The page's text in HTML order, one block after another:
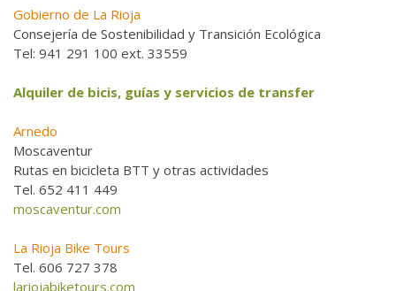
Gobierno de La Rioja
Consejería de Sostenibilidad y Transición Ecológica
Tel: 941 291 100 ext. 33559
Alquiler de bicis, guías y servicios de transfer
Arnedo
Moscaventur
Rutas en bicicleta BTT y otras actividades
Tel. 652 411 449
moscaventur.com
La Rioja Bike Tours
Tel. 606 727 378
lariojabiketours.com